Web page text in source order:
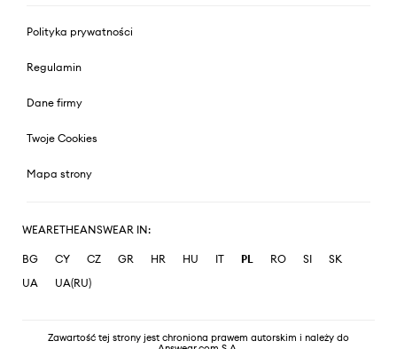
Polityka prywatności
Regulamin
Dane firmy
Twoje Cookies
Mapa strony
WEARETHEANSWEAR IN:
BG CY CZ GR HR HU IT PL RO SI
SK
UA
UA(RU)
Zawartość tej strony jest chroniona prawem autorskim i należy do